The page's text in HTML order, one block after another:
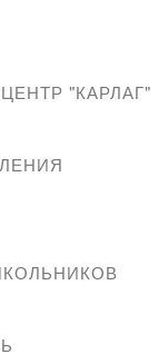
"КАРЛАГ"